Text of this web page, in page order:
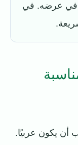
في عرضه. في
يكون عربيًا.